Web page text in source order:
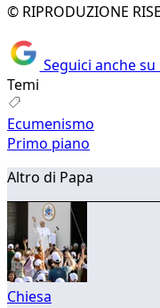
© RIPRODUZIONE
Seguici anche
Temi
Ecumenismo
Primo piano
Altro di Papa
Chiesa